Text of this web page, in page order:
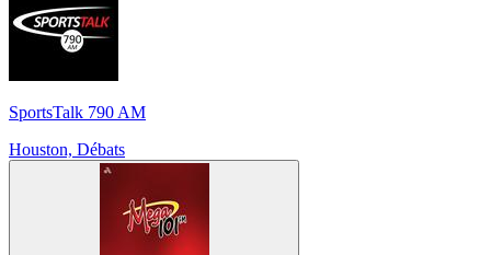
SportsTalk 790 AM
Houston, Débats